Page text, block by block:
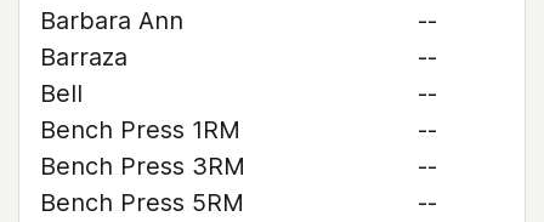
Barbara Ann
--
Barraza
--
Bell
--
Bench Press 1RM
--
Bench Press 3RM
--
Bench Press 5RM
--